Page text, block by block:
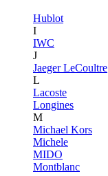
Hublot
I
IWC
J
Jaeger LeCoultre
L
Lacoste
Longines
M
Michael Kors
Michele
MIDO
Montblanc